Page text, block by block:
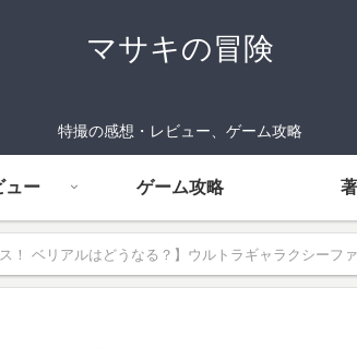
マサキの冒険
特撮の感想・レビュー、ゲーム攻略
ュー ゲーム攻略
ス！ ベリアルはどうなる？】ウルトラギャラクシー